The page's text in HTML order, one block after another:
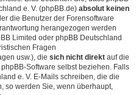
e. V. (phpBB.de) absolut keinen
die Benutzer der Forensoftware
herangezogen werden
Limited oder phpBB Deutschland
Fragen
usw.), die sich nicht direkt auf die
Software selbst beziehen. Falls
e. V. E-Mails schreiben, die die
so werden Sie, wenn überhaupt,